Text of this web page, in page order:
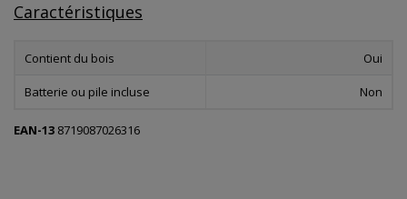
Caractéristiques
Contient du bois Oui
Batterie ou pile incluse Non
EAN-13 8719087026316